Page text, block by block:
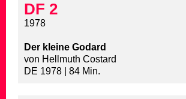
DF 2
1978
Der kleine Godard
von Hellmuth Costard
DE 1978 | 84 Min.